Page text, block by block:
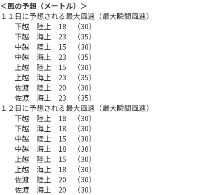
＜風の予想（メートル）＞
１１日に予想される最大風速（最大瞬間風速）
下越 陸上 18 （30）
下越 海上 23 （35）
中越 陸上 15 （30）
中越 海上 23 （35）
上越 陸上 15 （30）
上越 海上 23 （35）
佐渡 陸上 20 （30）
佐渡 海上 23 （35）
１２日に予想される最大風速（最大瞬間風速）
下越 陸上 18 （30）
下越 海上 18 （30）
中越 陸上 15 （30）
中越 海上 18 （30）
上越 陸上 15 （30）
上越 海上 18 （30）
佐渡 陸上 20 （30）
佐渡 海上 20 （30）